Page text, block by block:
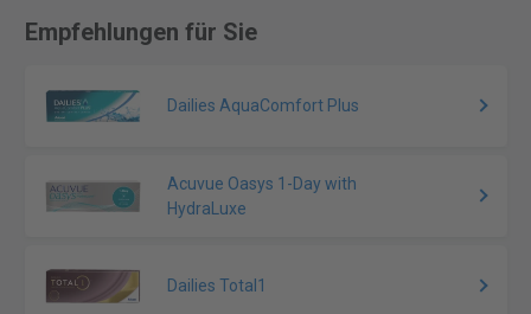
Empfehlungen für Sie
Dailies AquaComfort Plus
Acuvue Oasys 1-Day with
HydraLuxe
Dailies Total1